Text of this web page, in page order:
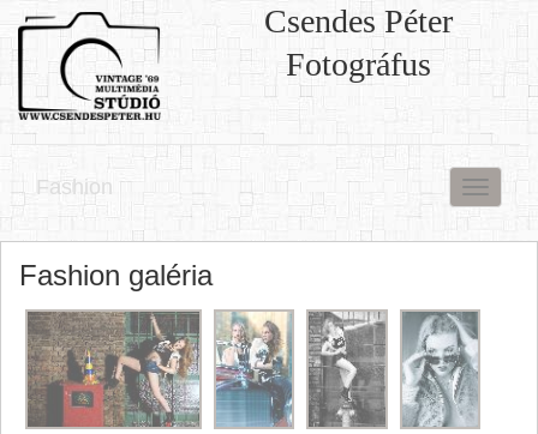
Csendes Péter
Fotográfus
Menü
Fashion
Fashion galéria